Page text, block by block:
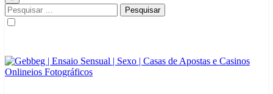
Pesquisar
por: